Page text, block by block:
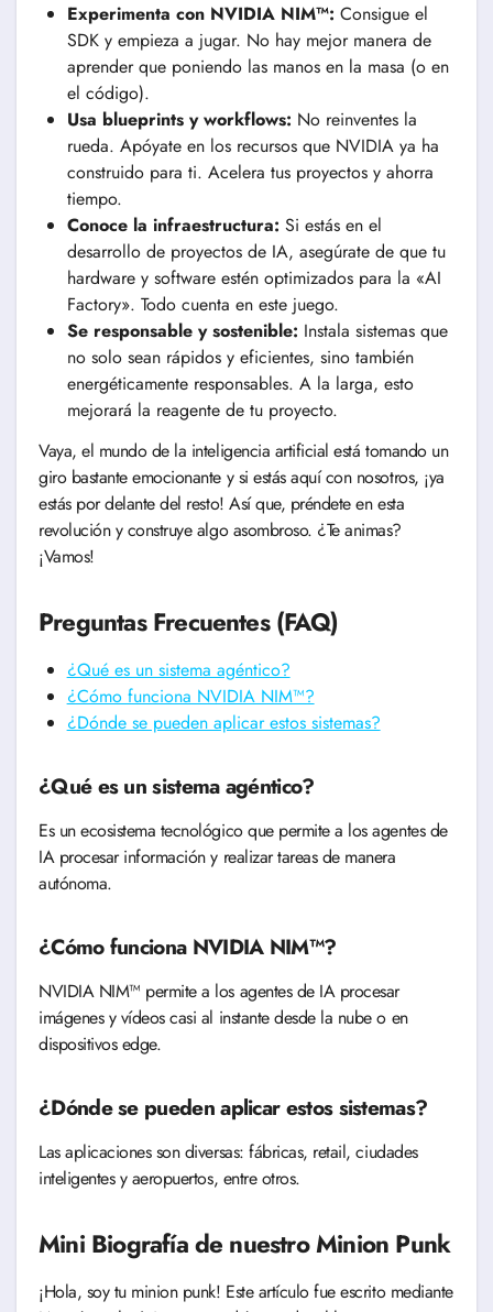
Experimenta con NVIDIA NIM™: Consigue el
SDK y empieza a jugar. No hay mejor manera de
aprender que poniendo las manos en la masa (o en
el código).
Usa blueprints y workflows: No reinventes la
rueda. Apóyate en los recursos que NVIDIA ya ha
construido para ti. Acelera tus proyectos y ahorra
tiempo.
Conoce la infraestructura: Si estás en el
desarrollo de proyectos de IA, asegúrate de que tu
hardware y software estén optimizados para la «AI
Factory». Todo cuenta en este juego.
Se responsable y sostenible: Instala sistemas que
no solo sean rápidos y eficientes, sino también
energéticamente responsables. A la larga, esto
mejorará la reagente de tu proyecto.
Vaya, el mundo de la inteligencia artificial está tomando un
giro bastante emocionante y si estás aquí con nosotros, ¡ya
estás por delante del resto! Así que, préndete en esta
revolución y construye algo asombroso. ¿Te animas?
¡Vamos!
Preguntas Frecuentes (FAQ)
¿Qué es un sistema agéntico?
¿Cómo funciona NVIDIA NIM™?
¿Dónde se pueden aplicar estos sistemas?
¿Qué es un sistema agéntico?
Es un ecosistema tecnológico que permite a los agentes de
IA procesar información y realizar tareas de manera
autónoma.
¿Cómo funciona NVIDIA NIM™?
NVIDIA NIM™ permite a los agentes de IA procesar
imágenes y vídeos casi al instante desde la nube o en
dispositivos edge.
¿Dónde se pueden aplicar estos sistemas?
Las aplicaciones son diversas: fábricas, retail, ciudades
inteligentes y aeropuertos, entre otros.
Mini Biografía de nuestro Minion Punk
¡Hola, soy tu minion punk! Este artículo fue escrito mediante